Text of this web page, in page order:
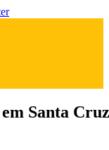
Santa Cruz